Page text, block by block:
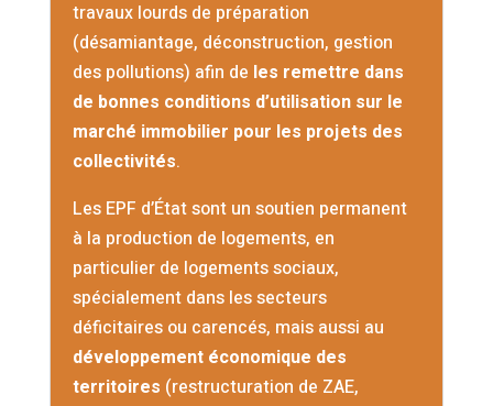
travaux lourds de préparation
(désamiantage, déconstruction, gestion
des pollutions) afin de les remettre dans
de bonnes conditions d’utilisation sur le
marché immobilier pour les projets des
collectivités.
Les EPF d’État sont un soutien permanent
à la production de logements, en
particulier de logements sociaux,
spécialement dans les secteurs
déficitaires ou carencés, mais aussi au
développement économique des
territoires (restructuration de ZAE,